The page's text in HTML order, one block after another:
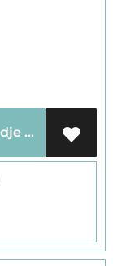
Voeg toe aan mijn winkelmandje